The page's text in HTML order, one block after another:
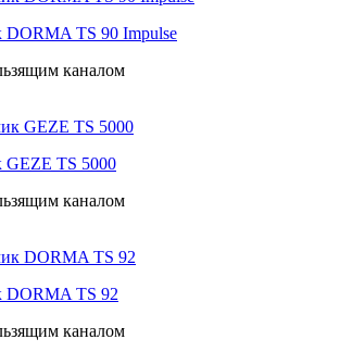
DORMA TS 90 Impulse
каналом
GEZE TS 5000
каналом
DORMA TS 92
каналом